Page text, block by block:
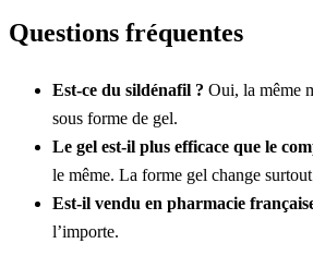
Questions fréquentes
Est-ce du sildénafil ? Oui, la même
sous forme de gel.
Le gel est-il plus efficace que le
le même. La forme gel change
Est-il vendu en pharmacie
l’importe.